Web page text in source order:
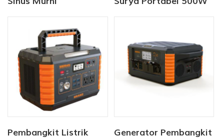
Tenaga Surya Portabel
Pembangkit Listrik
Generator Pembangkit